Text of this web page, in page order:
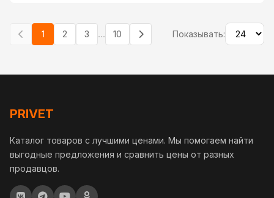
1 2 3 ... 10 Показывать:
PRIVET
Каталог товаров с лучшими ценами. Мы помогаем найти
выгодные предложения и сравнить цены от разных
продавцов.